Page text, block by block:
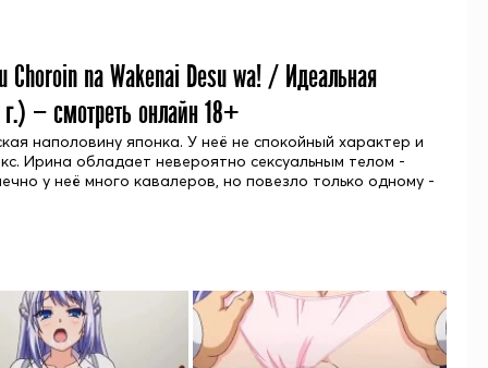
Choroin na Wakenai Desu wa! / Идеальная
г.) — смотреть онлайн 18+
наполовину японка. У неё не спокойный характер и
Ирина обладает невероятно сексуальным телом -
у неё много кавалеров, но повезло только одному -